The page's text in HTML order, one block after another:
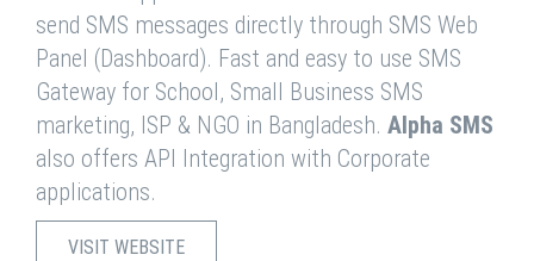
send SMS messages directly through SMS Web
Panel (Dashboard). Fast and easy to use SMS
Gateway for School, Small Business SMS
marketing, ISP & NGO in Bangladesh. Alpha SMS
also offers API Integration with Corporate
applications.
VISIT WEBSITE